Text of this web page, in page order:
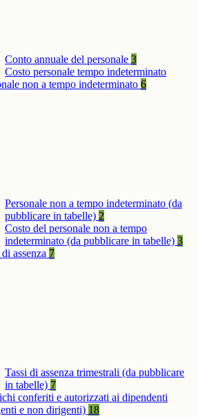
Conto annuale del personale 3
Costo personale tempo indeterminato
non a tempo indeterminato 6
Personale non a tempo indeterminato (da
pubblicare in tabelle) 2
Costo del personale non a tempo
indeterminato (da pubblicare in tabelle) 3
assenza 7
Tassi di assenza trimestrali (da pubblicare
in tabelle) 7
conferiti e autorizzati ai dipendenti
e non dirigenti) 18